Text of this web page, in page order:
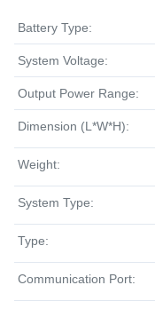
Battery Type:
System Voltage:
Output Power Range:
Dimension (L*W*H):
Weight:
System Type:
Type:
Communication Port: